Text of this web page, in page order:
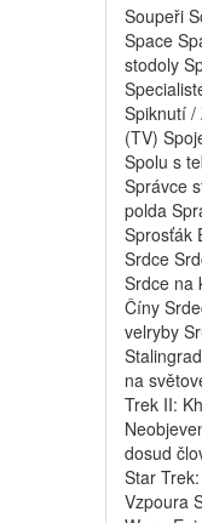
Soupeři
Space
stodoly
Spiknutí /
(TV)
Spolu s
Správce
polda
Sprosťák
Srdce
Srdce na
Číny
velryby
na
Trek II:
dosud
Star
Vzpoura